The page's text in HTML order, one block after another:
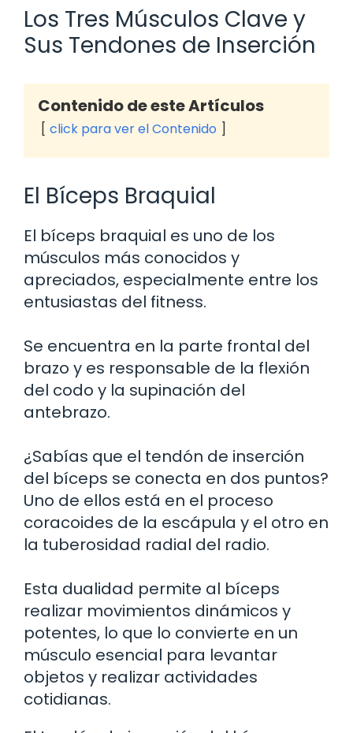
Los Tres Músculos Clave y
Sus Tendones de Inserción
Contenido de este Artículos
click para ver el Contenido
El Bíceps Braquial
El bíceps braquial es uno de los
músculos más conocidos y
apreciados, especialmente entre los
entusiastas del fitness.
Se encuentra en la parte frontal del
brazo y es responsable de la flexión
del codo y la supinación del
antebrazo.
¿Sabías que el tendón de inserción
del bíceps se conecta en dos puntos?
Uno de ellos está en el proceso
coracoides de la escápula y el otro en
la tuberosidad radial del radio.
Esta dualidad permite al bíceps
realizar movimientos dinámicos y
potentes, lo que lo convierte en un
músculo esencial para levantar
objetos y realizar actividades
cotidianas.